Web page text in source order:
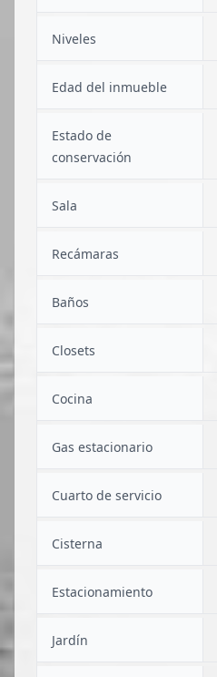
Niveles
Edad del inmueble
Estado de
conservación
Sala
Recámaras
Baños
Closets
Cocina
Gas estacionario
Cuarto de servicio
Cisterna
Estacionamiento
Jardín